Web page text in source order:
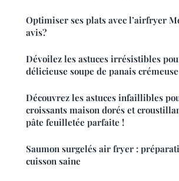
Optimiser ses plats avec l’airfryer
avis?
Dévoilez les astuces irrésistibles
délicieuse soupe de panais
Découvrez les astuces infaillibles
croissants maison dorés et
pâte feuilletée parfaite !
Saumon surgelés air fryer :
cuisson saine